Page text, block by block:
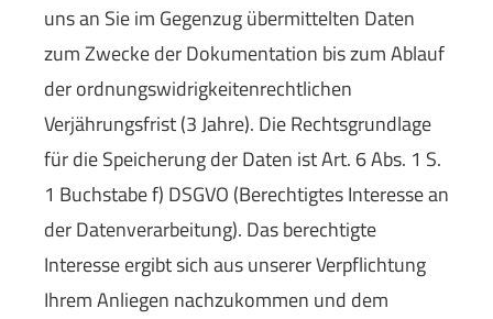
uns an Sie im Gegenzug übermittelten Daten
zum Zwecke der Dokumentation bis zum Ablauf
der ordnungswidrigkeitenrechtlichen
Verjährungsfrist (3 Jahre). Die Rechtsgrundlage
für die Speicherung der Daten ist Art. 6 Abs. 1 S.
1 Buchstabe f) DSGVO (Berechtigtes Interesse an
der Datenverarbeitung). Das berechtigte
Interesse ergibt sich aus unserer Verpflichtung
Ihrem Anliegen nachzukommen und dem